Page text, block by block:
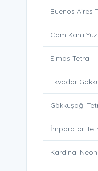
Buenos Aires
Cam Kanlı
Elmas Tetra
Ekvador
Gökkuşağı
İmparator
Kardinal Neon